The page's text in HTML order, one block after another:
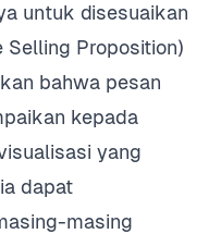
untuk disesuaikan
Selling Proposition)
bahwa pesan
kepada
yang
dapat
masing